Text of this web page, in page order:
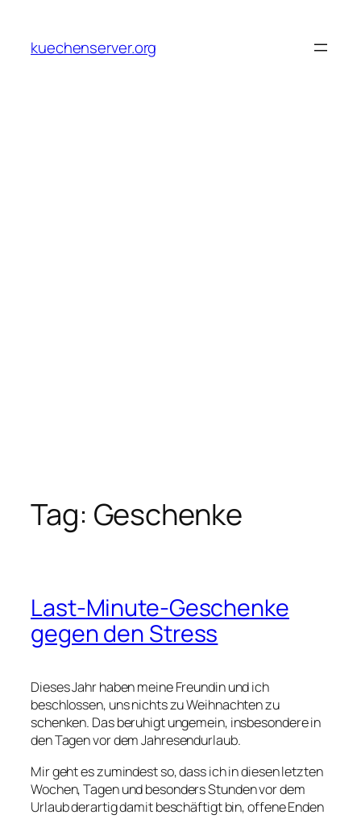
content
kuechenserver.org
Tag: Geschenke
Last-Minute-Geschenke
gegen den Stress
Dieses Jahr haben meine Freundin und ich
beschlossen, uns nichts zu Weihnachten zu
schenken. Das beruhigt ungemein, insbesondere in
den Tagen vor dem Jahresendurlaub.
Mir geht es zumindest so, dass ich in diesen letzten
Wochen, Tagen und besonders Stunden vor dem
Urlaub derartig damit beschäftigt bin, offene Enden